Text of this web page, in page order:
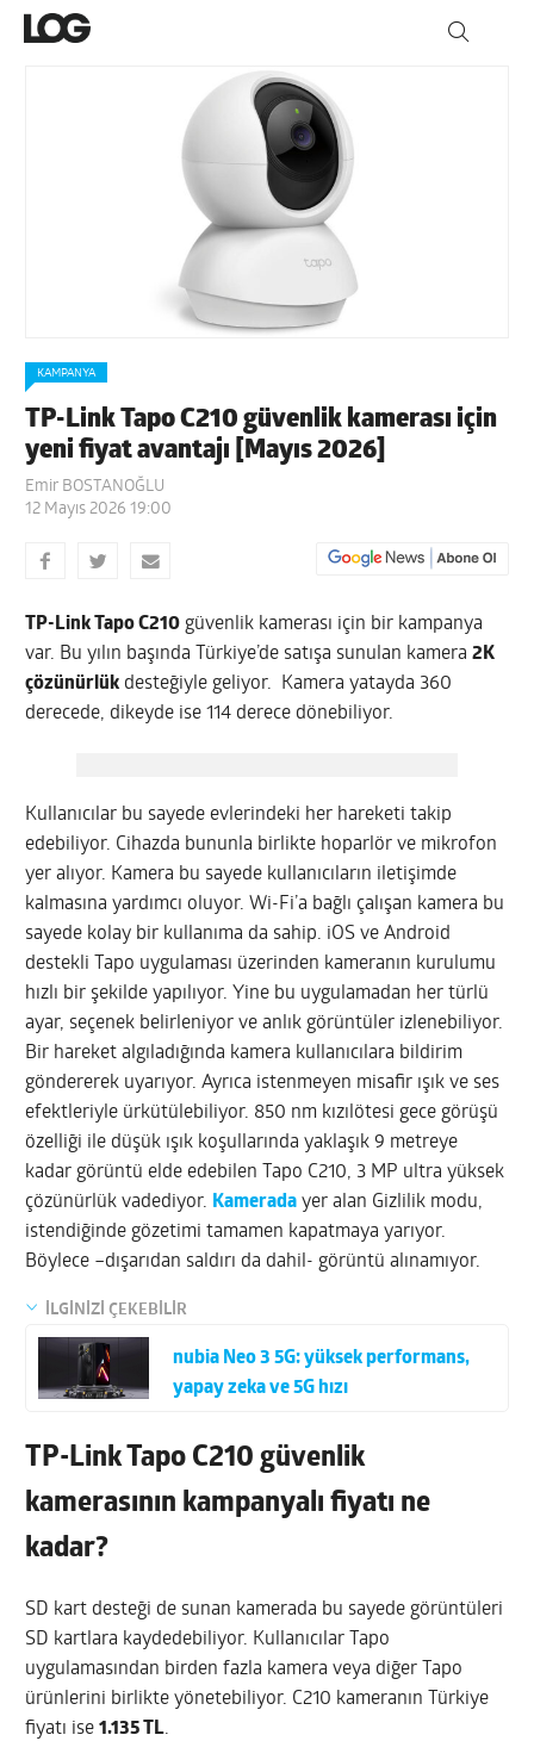
KAMPANYA
TP-Link Tapo C210 güvenlik kamerası için
yeni fiyat avantajı [Mayıs 2026]
Emir BOSTANOĞLU
12 Mayıs 2026 19:00
TP-Link Tapo C210 güvenlik kamerası için bir kampanya
var. Bu yılın başında Türkiye’de satışa sunulan kamera2K
çözünürlük desteğiyle geliyor. Kamera yatayda 360
derecede, dikeyde ise 114 derece dönebiliyor.
Kullanıcılar bu sayede evlerindeki her hareketi takip
edebiliyor. Cihazda bununla birlikte hoparlör ve mikrofon
yer alıyor. Kamera bu sayede kullanıcıların iletişimde
kalmasına yardımcı oluyor. Wi-Fi’a bağlı çalışan kamera bu
sayede kolay bir kullanıma da sahip. iOS ve Android
destekli Tapo uygulaması üzerinden kameranın kurulumu
hızlı bir şekilde yapılıyor. Yine bu uygulamadan her türlü
ayar, seçenek belirleniyor ve anlık görüntüler izlenebiliyor.
Bir hareket algıladığında kamera kullanıcılara bildirim
göndererek uyarıyor. Ayrıca istenmeyen misafir ışık ve ses
efektleriyle ürkütülebiliyor. 850 nm kızılötesi gece görüşü
özelliği ile düşük ışık koşullarında yaklaşık 9 metreye
kadar görüntü elde edebilen Tapo C210, 3 MP ultra yüksek
çözünürlük vadediyor. Kamerada yer alan Gizlilik modu,
istendiğinde gözetimi tamamen kapatmaya yarıyor.
Böylece –dışarıdan saldırı da dahil- görüntü alınamıyor.
İLGİNİZİ ÇEKEBİLİR
nubia Neo 3 5G: yüksek performans,
yapay zeka ve 5G hızı
TP-Link Tapo C210 güvenlik
kamerasının kampanyalı fiyatı ne
kadar?
SD kart desteği de sunan kamerada bu sayede görüntüleri
SD kartlara kaydedebiliyor. Kullanıcılar Tapo
uygulamasından birden fazla kamera veya diğer Tapo
ürünlerini birlikte yönetebiliyor. C210 kameranın Türkiye
fiyatı ise1.135 TL.